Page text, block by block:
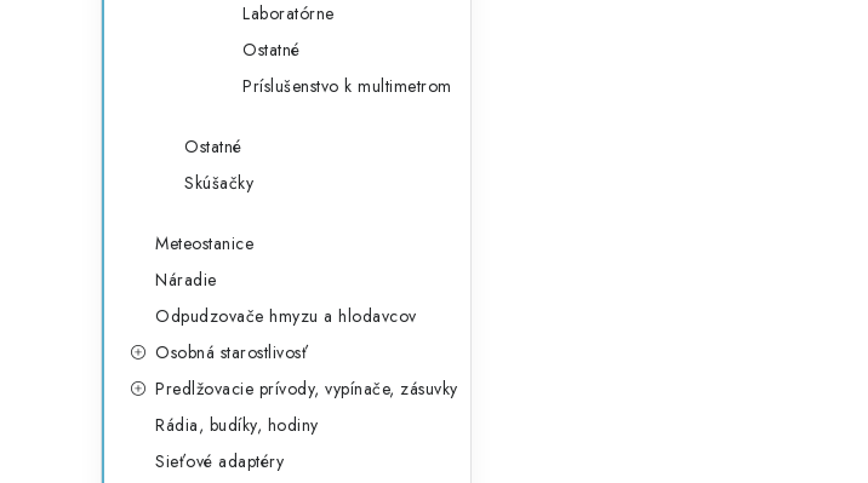
Laboratórne
Ostatné
Príslušenstvo k multimetrom
Ostatné
Skúšačky
Meteostanice
Náradie
Odpudzovače hmyzu a hlodavcov
Osobná starostlivosť
Predlžovacie prívody, vypínače, zásuvky
Rádia, budíky, hodiny
Sieťové adaptéry